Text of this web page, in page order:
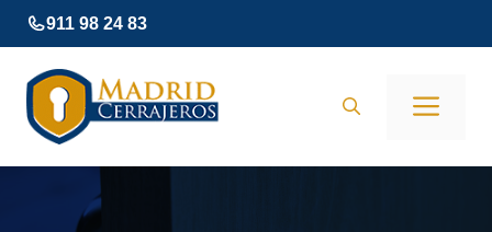
Saltar
al
contenido
911 98 24 83